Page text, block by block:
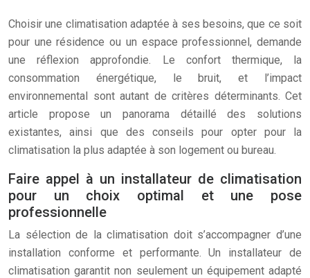
Choisir une climatisation adaptée à ses besoins, que ce soit
pour une résidence ou un espace professionnel, demande
une réflexion approfondie. Le confort thermique, la
consommation énergétique, le bruit, et l’impact
environnemental sont autant de critères déterminants. Cet
article propose un panorama détaillé des solutions
existantes, ainsi que des conseils pour opter pour la
climatisation la plus adaptée à son logement ou bureau.
Faire appel à un installateur de climatisation
pour un choix optimal et une pose
professionnelle
La sélection de la climatisation doit s’accompagner d’une
installation conforme et performante. Un installateur de
climatisation garantit non seulement un équipement adapté